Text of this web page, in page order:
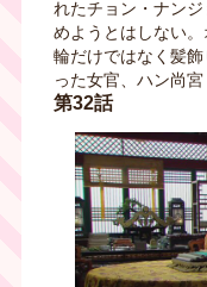
れたチョン・ナン
めようとはしない
輪だけではなく髪
った女官、ハン尚
第32話